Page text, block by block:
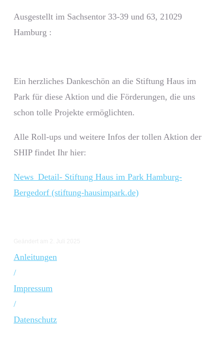
Ausgestellt im Sachsentor 33-39 und 63, 21029
Hamburg :
Ein herzliches Dankeschön an die Stiftung Haus im
Park für diese Aktion und die Förderungen, die uns
schon tolle Projekte ermöglichten.
Alle Roll-ups und weitere Infos der tollen Aktion der
SHIP findet Ihr hier:
News_Detail- Stiftung Haus im Park Hamburg-
Bergedorf (stiftung-hausimpark.de)
Anleitungen
/
Impressum
/
Datenschutz